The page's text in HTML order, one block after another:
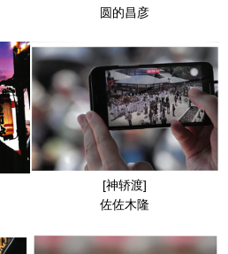
圆的昌彦
[神轿渡]
佐佐木隆